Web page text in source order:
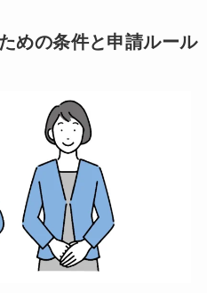
めの条件と申請ルール